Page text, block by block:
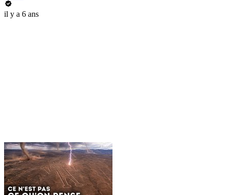
il y a 6 ans